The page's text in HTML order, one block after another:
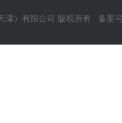
津）有限公司 版权所有 备案